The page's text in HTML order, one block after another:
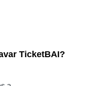
TicketBAI?